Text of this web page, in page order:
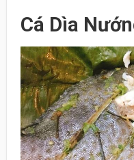
Cá Dìa